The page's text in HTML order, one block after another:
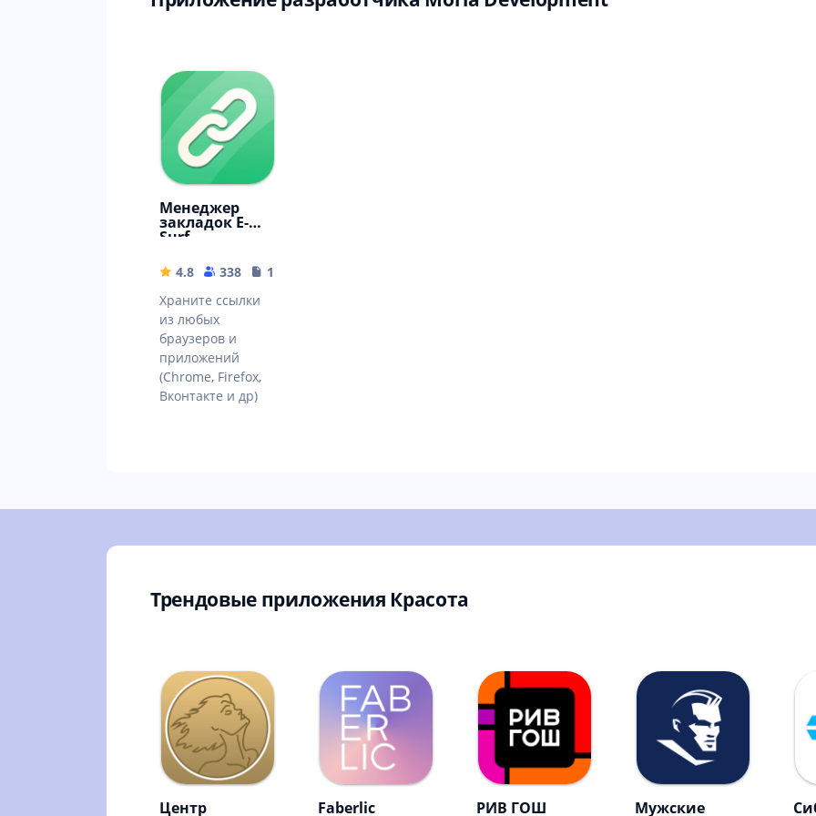
Менеджер
закладок E-
Surf
4.8 338
14.24 MB
Храните ссылки
из любых
браузеров и
приложений
(Chrome, Firefox,
Вконтакте и др)
Трендовые приложения Красота
Центр Faberlic РИВ ГОШ Мужские